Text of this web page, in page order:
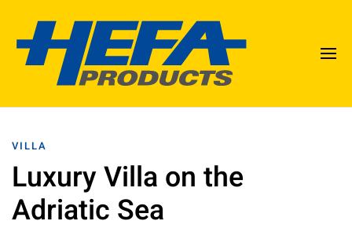
VILLA
Luxury Villa on the
Adriatic Sea